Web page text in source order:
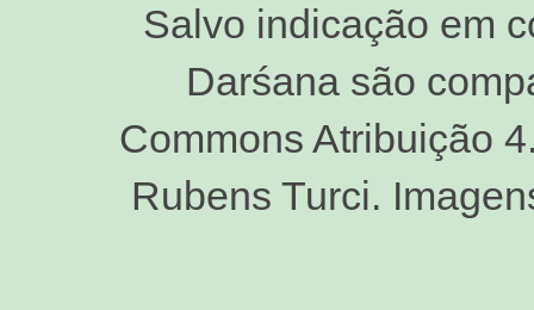
Salvo indicação em
Darśana são
Commons Atribuição
Rubens Turci.